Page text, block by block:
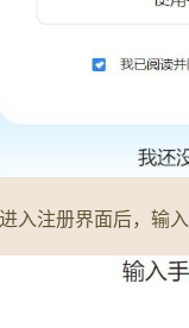
进入注册界面后，输